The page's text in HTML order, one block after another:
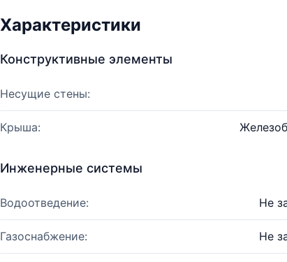
Характеристики
Конструктивные элементы
Несущие стены:
Крыша:
Инженерные системы
Водоотведение: Не
Газоснабжение: Не